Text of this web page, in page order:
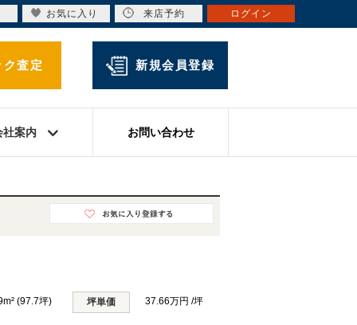
査定 新規会員登録
社案内 お問い合わせ
(97.7坪) 坪単価 37.66万円 /坪
お気に入り 来店予約 ログイン